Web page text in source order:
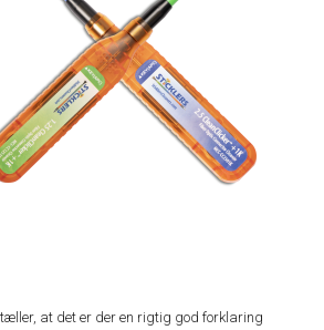
at det er der en rigtig god forklaring